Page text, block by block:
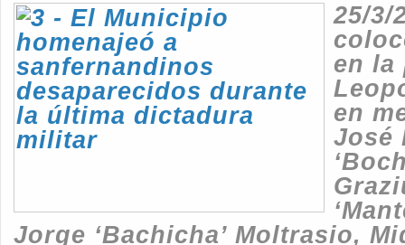
25/3/
en la
en
José
Jorge ‘Bachicha’ Moltrasio,